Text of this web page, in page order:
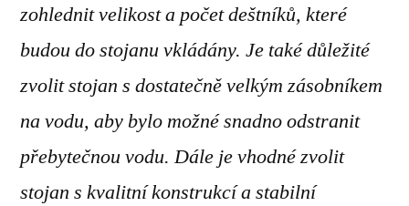
zohlednit velikost a počet deštníků, které
budou do stojanu vkládány. Je také důležité
zvolit stojan s dostatečně velkým zásobníkem
na vodu, aby bylo možné snadno odstranit
přebytečnou vodu. Dále je vhodné zvolit
stojan s kvalitní konstrukcí a stabilní